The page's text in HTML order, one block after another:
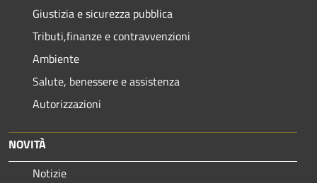
Giustizia e sicurezza pubblica
Tributi,finanze e contravvenzioni
Ambiente
Salute, benessere e assistenza
Autorizzazioni
NOVITÀ
Notizie